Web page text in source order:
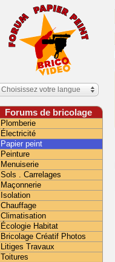
Choisissez votre langue
Forums de bricolage
Plomberie
Électricité
Papier peint
Peinture
Menuiserie
Sols . Carrelages
Maçonnerie
Isolation
Chauffage
Climatisation
Écologie Habitat
Bricolage Créatif Photos
Litiges Travaux
Toitures